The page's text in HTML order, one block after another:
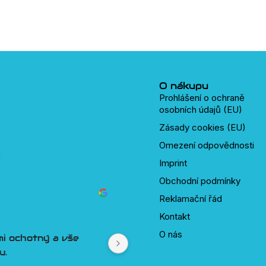
člověk snad ani
vyjde vstříc.
Jan Seko
před 2 lety
O nákupu
Prohlášení o ochraně
osobních údajů (EU)
Zásady cookies (EU)
Omezení odpovědnosti
Imprint
Obchodní podmínky
Reklamační řád
Kontakt
O nás